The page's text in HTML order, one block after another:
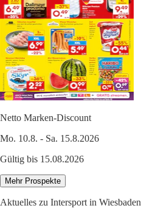
Netto Marken-Discount
Mo. 10.8. - Sa. 15.8.2026
Gültig bis 15.08.2026
Mehr Prospekte
Aktuelles zu Intersport in Wiesbaden